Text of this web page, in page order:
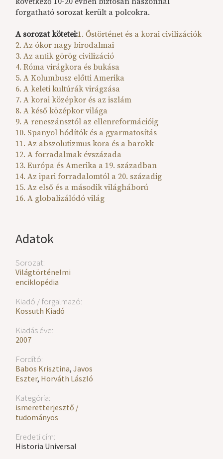
Adatok
Sorozat:
Világtörténelmi
enciklopédia
Kiadó / forgalmazó:
Kossuth Kiadó
Kiadás éve:
2007
Fordító:
Babos Krisztina,Javos
Eszter, Horváth László
Kategória:
ismeretterjesztő /
tudományos
Eredeti cím:
Historia Universal
forgatható sorozat került a polcokra.
A sorozat kötetei:1. Őstörténet és a korai civilizációk
2. Az ókor nagy birodalmai
3. Az antik görög civilizáció
4. Róma virágkora és bukása
5. A Kolumbusz előtti Amerika
6. A keleti kultúrák virágzása
7. A korai középkor és az iszlám
8. A késő középkor világa
9. A reneszánsztól az ellenreformációig
10. Spanyol hódítók és a gyarmatosítás
11. Az abszolutizmus kora és a barokk
12. A forradalmak évszázada
13. Európa és Amerika a 19. században
14. Az ipari forradalomtól a 20. századig
15. Az első és a második világháború
16. A globalizálódó világ